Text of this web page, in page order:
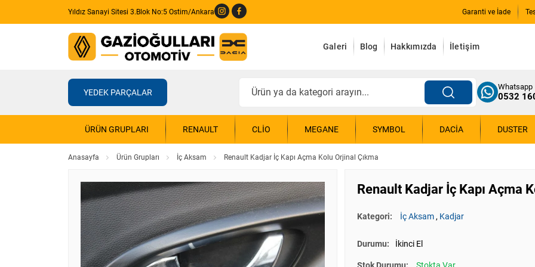
Yıldız Sanayi Sitesi 3.Blok No:5 Ostim/Ankara Garanti ve İade
Galeri Blog Hakkımızda İletişim
YEDEK PARÇALAR
Whatsapp
0532
ÜRÜN GRUPLARI RENAULT CLIO MEGANE SYMBOL DACIA DUSTER
Anasayfa Ürün Grupları İç Aksam Renault Kadjar İç Kapı Açma Kolu Orjinal Çıkma
Renault Kadjar İç Kapı Açma
Kategori: İç Aksam, Kadjar
Durumu: İkinci El